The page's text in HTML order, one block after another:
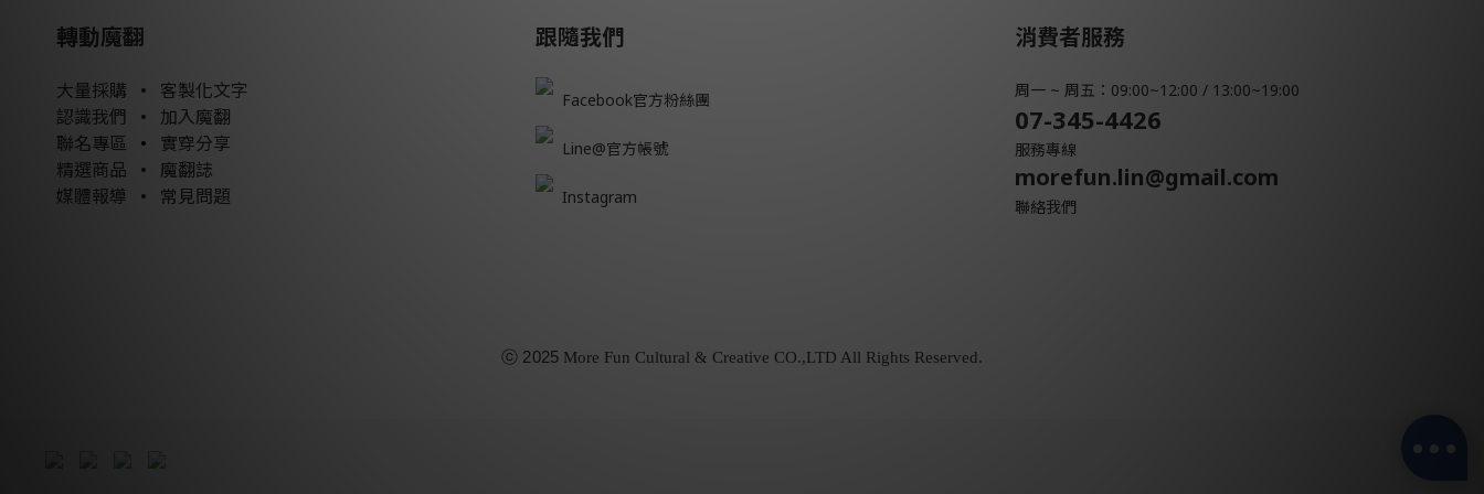
轉動魔翻
大量採購 •
客製化文字
認識我們 •
加入魔翻
聯名專區 •
實穿分享
精選商品 •
魔翻誌
媒體報導
• 常見問題
跟隨我們
Facebook官方粉絲團
Line@官方帳號
Instagram
消費者服務
周一 ~ 周五：09:00~12:00 / 13:00~19:00
07-345-4426
服務專線
morefun.lin@gmail.com
聯絡我們
ⓒ2025 More Fun Cultural & Creative CO.,LTD All Rights Reserved.